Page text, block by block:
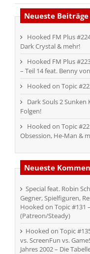
Neueste Beiträge
Hooked FM Plus
Dark Crystal & mehr!
Hooked FM Plus
– Teil 14 feat. Benny
Hooked on Topic
Dark Souls 2 Sunken
Folgen!
Hooked on Topic
Obsession, He-Man &
Neueste
Special feat. Robin
Gegner, Spielfiguren,
Hooked on Topic #131
(Patreon/Steady)
Hooked on Topic
vs. ScreenFun vs.
Jahres 2002 – Die